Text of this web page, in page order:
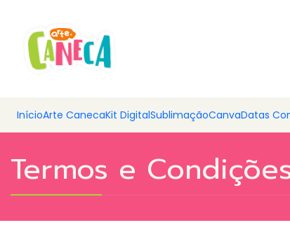
InícioArte CanecaKit DigitalSublimaçãoCanvaDatas
Termos e